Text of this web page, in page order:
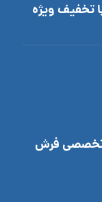
تخفیف ویژه
تخصصی فرش